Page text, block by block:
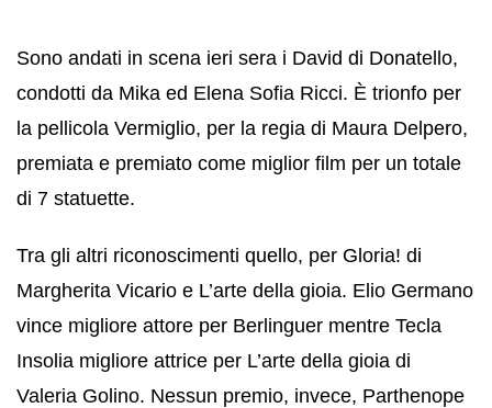
Sono andati in scena ieri sera i David di Donatello,
condotti da Mika ed Elena Sofia Ricci. È trionfo per
la pellicola Vermiglio, per la regia di Maura Delpero,
premiata e premiato come miglior film per un totale
di 7 statuette.
Tra gli altri riconoscimenti quello, per Gloria! di
Margherita Vicario e L’arte della gioia. Elio Germano
vince migliore attore per Berlinguer mentre Tecla
Insolia migliore attrice per L’arte della gioia di
Valeria Golino. Nessun premio, invece, Parthenope